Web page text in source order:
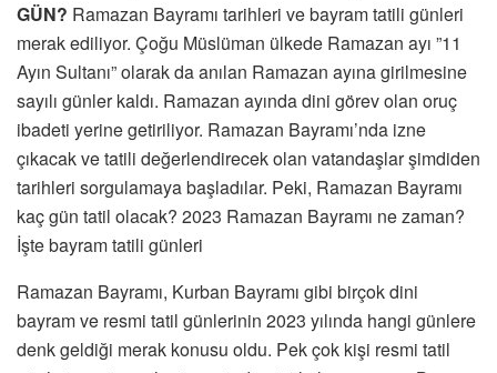
GÜN? Ramazan Bayramı tarihleri ve bayram tatili günleri
merak ediliyor. Çoğu Müslüman ülkede Ramazan ayı ”11
Ayın Sultanı” olarak da anılan Ramazan ayına girilmesine
sayılı günler kaldı. Ramazan ayında dini görev olan oruç
ibadeti yerine getiriliyor. Ramazan Bayramı’nda izne
çıkacak ve tatili değerlendirecek olan vatandaşlar şimdiden
tarihleri sorgulamaya başladılar. Peki, Ramazan Bayramı
kaç gün tatil olacak? 2023 Ramazan Bayramı ne zaman?
İşte bayram tatili günleri
Ramazan Bayramı, Kurban Bayramı gibi birçok dini
bayram ve resmi tatil günlerinin 2023 yılında hangi günlere
denk geldiği merak konusu oldu. Pek çok kişi resmi tatil